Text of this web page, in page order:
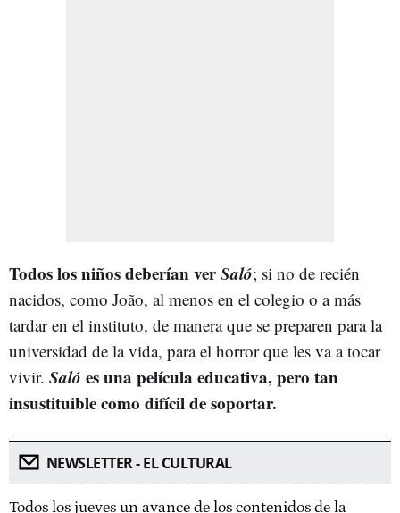
Todos los niños deberían verSaló; si no de recién
nacidos, como João, al menos en el colegio o a más
tardar en el instituto, de manera que se preparen para la
universidad de la vida, para el horror que les va a tocar
vivir. Saló es una película educativa, pero tan
insustituible como difícil de soportar.
NEWSLETTER - EL CULTURAL
Todos los jueves un avance de los contenidos de la